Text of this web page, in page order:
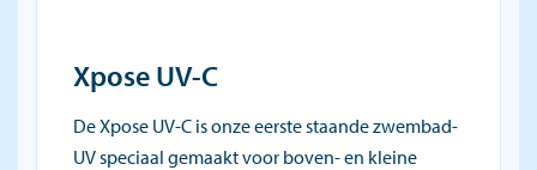
Xpose UV-C
De Xpose UV-C is onze eerste staande zwembad-
UV speciaal gemaakt voor boven- en kleine